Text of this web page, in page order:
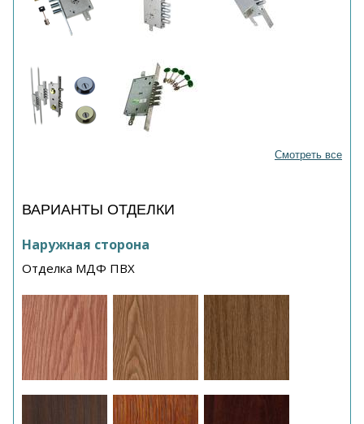
Смотреть все
ВАРИАНТЫ ОТДЕЛКИ
Наружная сторона
Отделка МДФ ПВХ